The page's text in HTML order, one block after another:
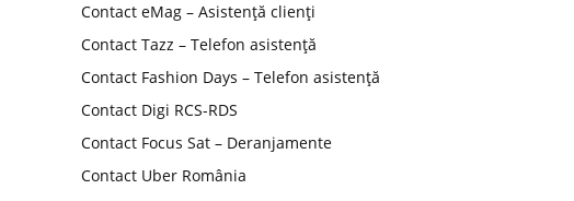
Contact eMag – Asistență clienți
Contact Tazz – Telefon asistență
Contact Fashion Days – Telefon asistență
Contact Digi RCS-RDS
Contact Focus Sat – Deranjamente
Contact Uber România